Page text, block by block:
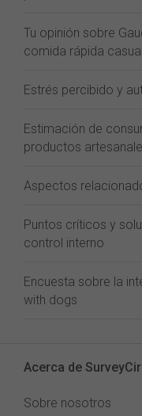
Tu opinión sobre
comida rápida casual
Estrés percibido y
Estimación de
productos
Aspectos
Puntos críticos y
control interno
Encuesta sobre la
with dogs
Acerca de
Sobre nosotros